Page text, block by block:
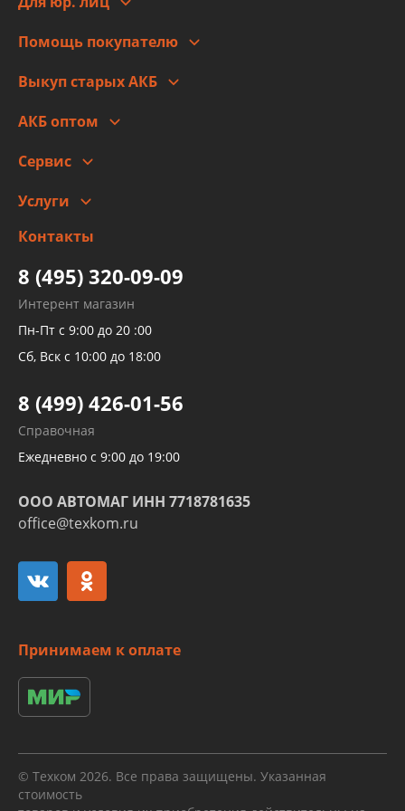
Помощь покупателю
Оплата
Гарантии и возврат
Выкуп старых АКБ
АКБ оптом
Сервис
Заправка кондиционера авто
Детейлинг
Услуги
высокого давления
Тормозных трубок
Рукавов гидроусилителей
Рукавов компрессоров и турбин
Трубок кондиционеров
Развертка пайка медных стальных
алюминиевых трубок и штуцеров
Контакты
8 (495) 320-09-09
Интерент магазин
Пн-Пт с 9:00 до 20 :00
Сб, Вск с 10:00 до 18:00
8 (499) 426-01-56
Справочная
Ежедневно с 9:00 до 19:00
ООО АВТОМАГ ИНН 7718781635
office@texkom.ru
Принимаем к оплате
© Техком 2026. Все права защищены. Указанная
стоимость